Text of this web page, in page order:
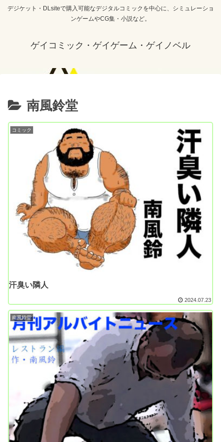
デジケット・DLsiteで購入可能なデジタルコミックを中心に、シミュレーショ
ンゲームやCG集・小説など。
ゲイコミック・ゲイゲーム・ゲイノベル
南風鈴堂
コミック
汗臭い隣人
2024.07.23
南風鈴堂